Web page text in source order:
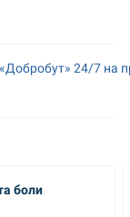
24/7 на
боли